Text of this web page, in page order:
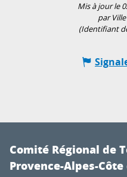
Mis à jour le
par
(Identifiant
Comité Régional de
Provence-Alpes-